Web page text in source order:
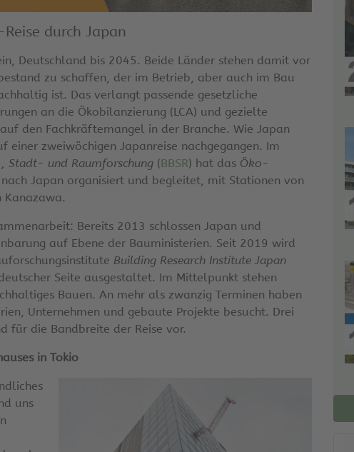
durch Japan
Deutschland bis 2045. Beide Länder stehen damit vor
zu schaffen, der im Betrieb, aber auch im Bau
ist. Das verlangt passende gesetzliche
an die Ökobilanzierung (LCA) und gezielte
den Fachkräftemangel in der Branche. Wie Japan
zweiwöchigen Japanreise nachgegangen. Im
Stadt- und Raumforschung (BBSR) hat das Öko-
Japan organisiert und begleitet, mit Stationen von
Kanazawa.
Bereits 2013 schlossen Japan und
auf Ebene der Bauministerien. Seit 2019 wird
Building Research Institute Japan
Seite ausgestaltet. Im Mittelpunkt stehen
Bauen. An mehr als zwanzig Terminen haben
Unternehmen und gebaute Projekte besucht. Drei
für die Bandbreite der Reise vor.
in Tokio
uns